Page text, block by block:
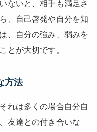
ないと、相手も満足さ
、自己啓発や自分を知
、自分の強み、弱みを
とが大切です。
方法
れは多くの場合自分自
友達との付き合いな